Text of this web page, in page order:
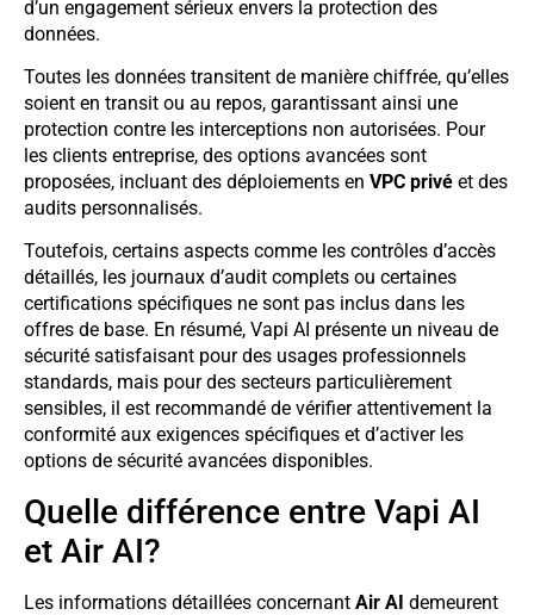
d’un engagement sérieux envers la protection des
données.
Toutes les données transitent de manière chiffrée, qu’elles
soient en transit ou au repos, garantissant ainsi une
protection contre les interceptions non autorisées. Pour
les clients entreprise, des options avancées sont
proposées, incluant des déploiements en VPC privé et des
audits personnalisés.
Toutefois, certains aspects comme les contrôles d’accès
détaillés, les journaux d’audit complets ou certaines
certifications spécifiques ne sont pas inclus dans les
offres de base. En résumé, Vapi AI présente un niveau de
sécurité satisfaisant pour des usages professionnels
standards, mais pour des secteurs particulièrement
sensibles, il est recommandé de vérifier attentivement la
conformité aux exigences spécifiques et d’activer les
options de sécurité avancées disponibles.
Quelle différence entre Vapi AI
et Air AI?
Les informations détaillées concernant Air AI demeurent